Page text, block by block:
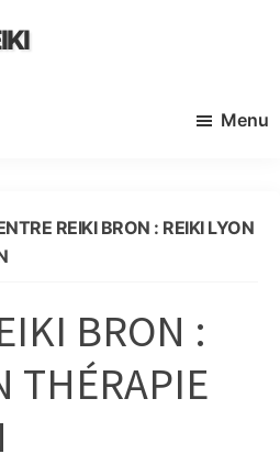
Menu
REIKI BRON : REIKI LYON
BRON :
THÉRAPIE